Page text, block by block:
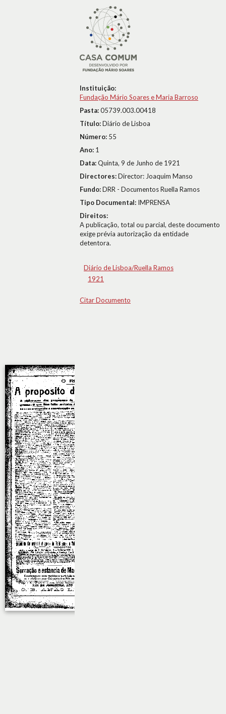
Instituição:
Fundação Mário Soares e Maria Barroso
Pasta:05739.003.00418
Título:Diário de Lisboa
Número: 55
Ano: 1
Data:Quinta, 9 de Junho de 1921
Directores:Director: Joaquim Manso
Fundo:DRR - Documentos Ruella Ramos
Tipo Documental: IMPRENSA
Direitos:
A publicação, total ou parcial, deste documento
exige prévia autorização da entidade
detentora.
Diário de Lisboa/Ruella Ramos
1921
Citar Documento